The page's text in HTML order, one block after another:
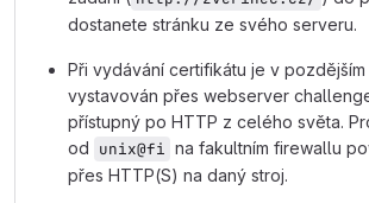
dostanete stránku ze svého serveru.
Při vydávání certifikátu je v
vystavován přes webserver
přístupný po HTTP z celého světa.
od unix@fi na fakultním firewallu
přes HTTP(S) na daný stroj.